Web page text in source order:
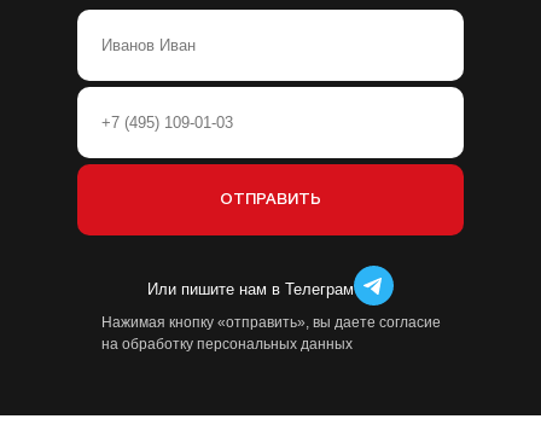
Или пишите нам в Телеграм
Нажимая кнопку «отправить», вы даете согласие
на обработку персональных данных